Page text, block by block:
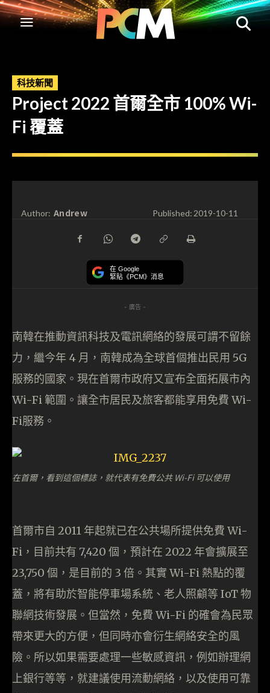
科技新聞
Project 2022 首爾全市 100% Wi-
Fi 覆蓋
Author: Andrew Published:2019-10-11
在 Google
緊貼《PCM》消息
- 廣告 -
南韓在推動資訊科技及電訊網絡的發展可謂不留餘
力，繼今年 4 月，南韓成為全球首個推出民用 5G
服務的國家。現在首爾市政府又宣布全面拓展市內
Wi-Fi 範圍。讓全市居民及旅客都能享用免費 Wi-
Fi服務。
在首爾，看到這個標誌，就代表有免費公共 Wi-Fi 可以使用
首爾市自 2011 年起就已在公共場所提供免費 Wi-
Fi，目前共有 7,420 個，預計在 2022 年會擴展至
23,750 個，是目前的 3 倍。其實 Wi-Fi 熱點的覆
蓋，將有助於智能停車場系統、老人照顧等 IoT 物
聯網技術發展。但當然，免費 Wi-Fi 的確會為民眾
帶來更大的方便，但同時亦會衍生網絡安全的風
險。所以如果需要處理一些敏感資訊，例如辦理網
上銀行等等，就建議使用流動網絡，以及使用可靠